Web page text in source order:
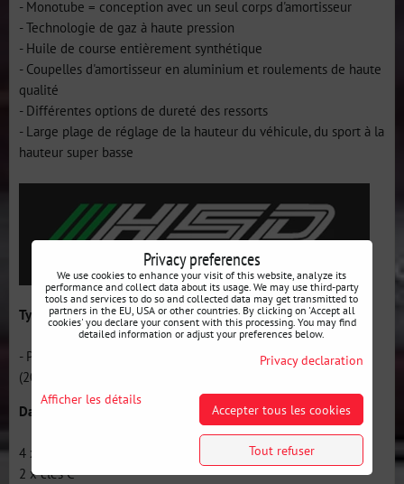
- Monotube = conception avec un seul corps d'amortisseur
- Technologie de gaz à haute pression
- Huile de course entièrement synthétique
- Coupelles d'amortisseur en aluminium et roulements de haute
qualité
- Différentes options de dureté des ressorts
- Large plage de réglage de la hauteur du véhicule, du sport à la
hauteur super basse
Types de ressorts pour Monopro:
- Prédéfini : avant - 10K (200mm - 65mm ID) / arrière : 6K
(200mm - 65mm ID)
Dans l'emballage :
4 x combinés filetés Monopro
2 x clés C
Privacy preferences
We use cookies to enhance your visit of this website, analyze its
performance and collect data about its usage. We may use third-party
tools and services to do so and collected data may get transmitted to
partners in the EU, USA or other countries. By clicking on 'Accept all
cookies' you declare your consent with this processing. You may find
detailed information or adjust your preferences below.
Privacy declaration
Afficher les détails
Accepter tous les cookies
Tout refuser